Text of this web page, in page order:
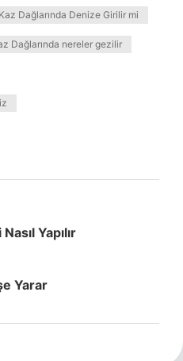
Kaz Dağlarında Denize Girilir mi
Dağlarında nereler gezilir
Yapılır
Yarar